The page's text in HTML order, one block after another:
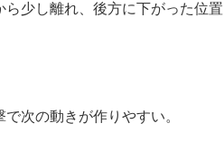
少し離れ、後方に下がった位置
次の動きが作りやすい。